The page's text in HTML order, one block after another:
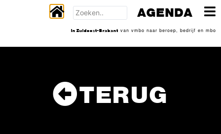
TERUG
AGENDA
In Zuidoost-Brabant van vmbo naar beroep, bedrijf en mbo